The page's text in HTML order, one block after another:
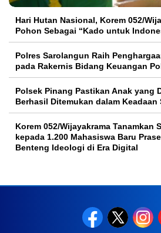
Hari Hutan Nasional, Korem 052/
Pohon Sebagai “Kado untuk
Polres Sarolangun Raih
pada Rakernis Bidang Keuangan
Polsek Pinang Pastikan Anak yang
Berhasil Ditemukan dalam Keadaan
Korem 052/Wijayakrama Tanamkan
kepada 1.200 Mahasiswa Baru
Benteng Ideologi di Era Digital